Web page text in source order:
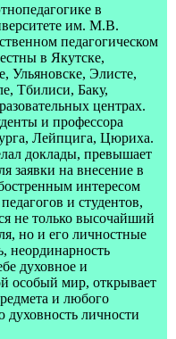
в
им. М.В.
педагогическом
в Якутске,
Ульяновске, Элисте,
Тбилиси, Баку,
центрах.
и профессора
Лейпцига, Цюриха.
доклады, превышает
заявки на внесение в
интересом
и студентов,
не только высочайший
но и его личностные
неординарность
духовное и
особый мир, открывает
и любого
духовность личности